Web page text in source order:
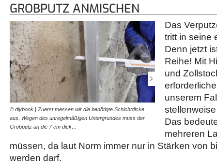
GROBPUTZ ANMISCHEN
© diybook | Zuerst messen wir die benötigte Schichtdicke
aus. Wegen des unregelmäßigen Untergrundes muss der
Grobputz an die 7 cm dick…
© diybook | Das
inzwischen bekannt. Der
mehr mit Wasser
Das
tritt in seine
Denn jetzt
Reihe! Mit
und
unserem
Das
mehreren
müssen, da laut Norm immer nur in Stärken von
werden darf.